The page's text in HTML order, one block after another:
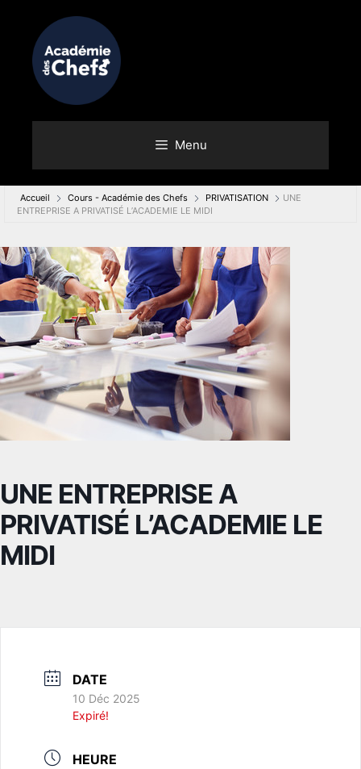
Menu
Accueil Cours - Académie des Chefs PRIVATISATION
UNE
ENTREPRISE A PRIVATISÉ L’ACADEMIE LE MIDI
UNE ENTREPRISE A
PRIVATISÉ L’ACADEMIE LE
MIDI
DATE
10 Déc 2025
Expiré!
HEURE